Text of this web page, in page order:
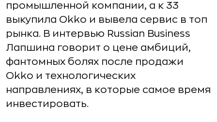
промышленной компании, а к 33
выкупила Okko и вывела сервис в топ
рынка. В интервью Russian Business
Лапшина говорит о цене амбиций,
фантомных болях после продажи
Okko и технологических
направлениях, в которые самое время
инвестировать.